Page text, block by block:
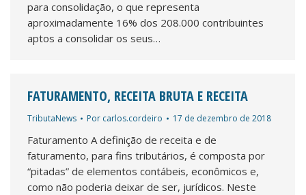
para consolidação, o que representa
aproximadamente 16% dos 208.000 contribuintes
aptos a consolidar os seus…
FATURAMENTO, RECEITA BRUTA E RECEITA
TributaNews Por carlos.cordeiro 17 de dezembro de 2018
Faturamento A definição de receita e de
faturamento, para fins tributários, é composta por
“pitadas” de elementos contábeis, econômicos e,
como não poderia deixar de ser, jurídicos. Neste